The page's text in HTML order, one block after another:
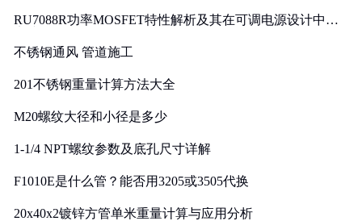
RU7088R功率MOSFET特性解析及其在可调电源设计中的
不锈钢通风 管道施工
201不锈钢重量计算方法大全
M20螺纹大径和小径是多少
1-1/4 NPT螺纹参数及底孔尺寸详解
F1010E是什么管？能否用3205或3505代换
20x40x2镀锌方管单米重量计算与应用分析